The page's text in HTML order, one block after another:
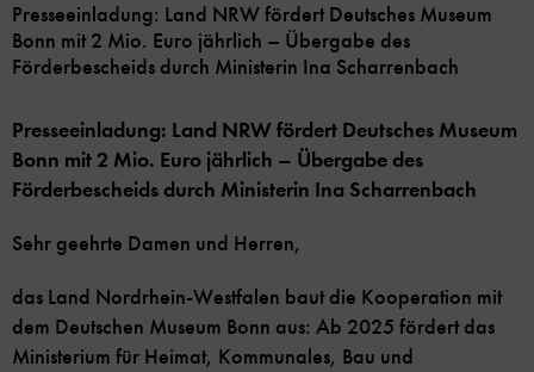
Presseeinladung: Land NRW fördert Deutsches Museum
Bonn mit 2 Mio. Euro jährlich – Übergabe des
Förderbescheids durch Ministerin Ina Scharrenbach
Presseeinladung: Land NRW fördert Deutsches Museum
Bonn mit 2 Mio. Euro jährlich – Übergabe des
Förderbescheids durch Ministerin Ina Scharrenbach
Sehr geehrte Damen und Herren,
das Land Nordrhein-Westfalen baut die Kooperation mit
dem Deutschen Museum Bonn aus: Ab 2025 fördert das
Ministerium für Heimat, Kommunales, Bau und